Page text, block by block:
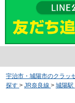
宇治市・城陽市のクラッ
探す > JR奈良線 > 城陽駅